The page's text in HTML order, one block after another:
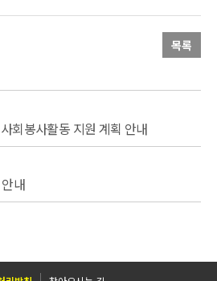
목록
회봉사활동 지원 계획 안내
내